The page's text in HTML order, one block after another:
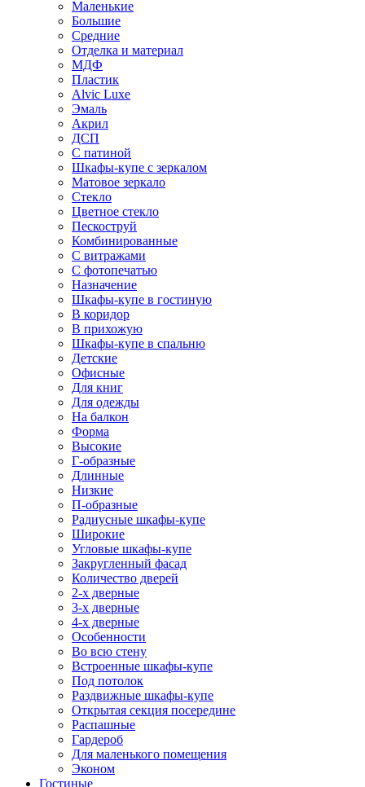
Маленькие
Большие
Средние
Отделка и материал
МДФ
Пластик
Alvic Luxe
Эмаль
Акрил
ДСП
С патиной
Шкафы-купе с зеркалом
Матовое зеркало
Стекло
Цветное стекло
Пескоструй
Комбинированные
С витражами
С фотопечатью
Назначение
Шкафы-купе в гостиную
В коридор
В прихожую
Шкафы-купе в спальню
Детские
Офисные
Для книг
Для одежды
На балкон
Форма
Высокие
Г-образные
Длинные
Низкие
П-образные
Радиусные шкафы-купе
Широкие
Угловые шкафы-купе
Закругленный фасад
Количество дверей
2-х дверные
3-х дверные
4-х дверные
Особенности
Во всю стену
Встроенные шкафы-купе
Под потолок
Раздвижные шкафы-купе
Открытая секция посередине
Распашные
Гардероб
Для маленького помещения
Эконом
Гостиные